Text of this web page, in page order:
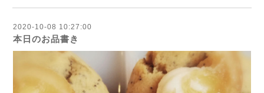
2020-10-08 10:27:00
本日のお品書き